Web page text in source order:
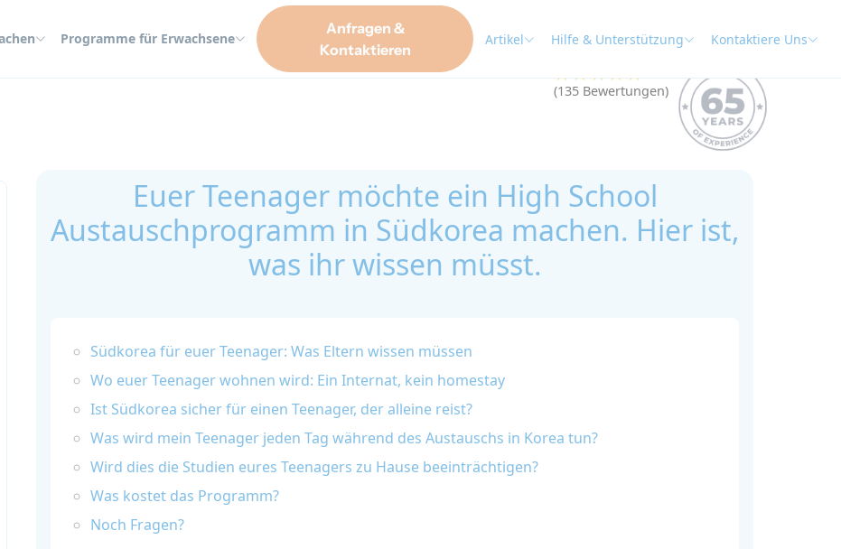
Programme für Erwachsene
Anfragen &
Kontaktieren
Artikel Hilfe & Unterstützung Kontaktiere Uns
★★★★★4.9
(135 Bewertungen)
in Südkorea machen. Hier ist, was ihr wissen müsst.
Euer Teenager möchte ein High School
Austauschprogramm in Südkorea machen. Hier ist,
was ihr wissen müsst.
Südkorea für euer Teenager: Was Eltern wissen müssen
Wo euer Teenager wohnen wird: Ein Internat, kein homestay
Ist Südkorea sicher für einen Teenager, der alleine reist?
Was wird mein Teenager jeden Tag während des Austauschs in Korea tun?
Wird dies die Studien eures Teenagers zu Hause beeinträchtigen?
Was kostet das Programm?
Noch Fragen?